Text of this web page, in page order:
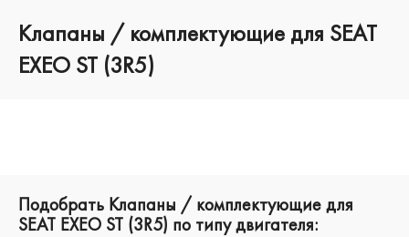
Клапаны / комплектующие для SEAT
EXEO ST (3R5)
Подобрать Клапаны / комплектующие для
SEAT EXEO ST (3R5) по типу двигателя: